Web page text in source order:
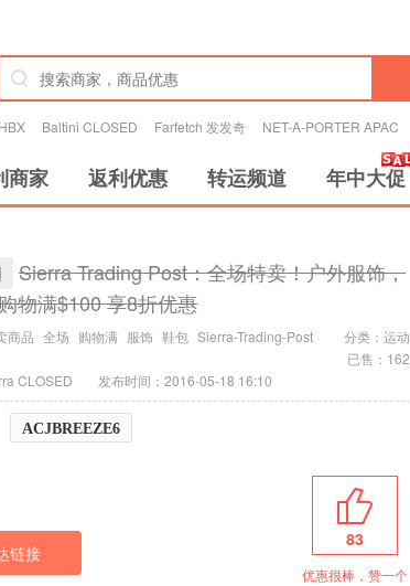
HBX Baltini CLOSED Farfetch 发发奇 NET-A-PORTER APAC
商家 返利优惠 转运频道 年中大促
Sierra Trading Post：全场特卖！户外服饰，
物满$100 享8折优惠
商品 全场 购物满 服饰 鞋包 Sierra-Trading-Post 分类： 运动
已售：162
CLOSED
发布时间：2016-05-18 16:10
ACJBREEZE6
链接
83
优惠很棒，赞一个